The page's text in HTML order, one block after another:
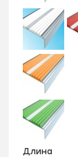
Длина